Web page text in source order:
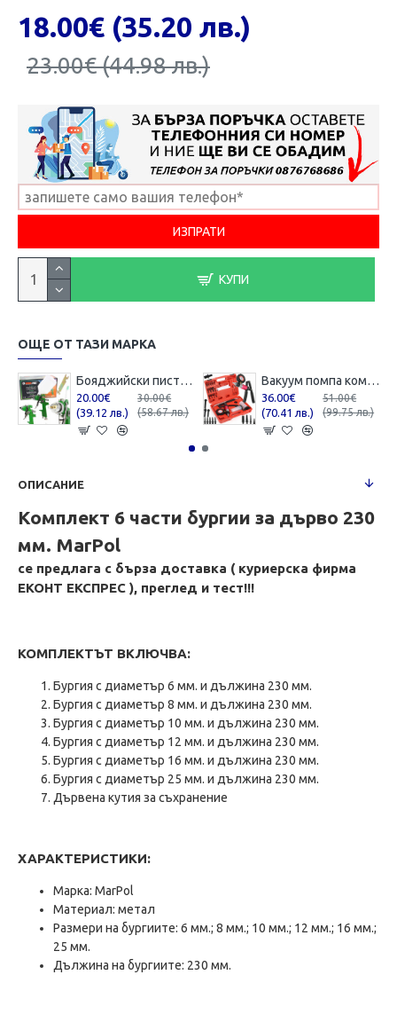
23.00€ (44.98 лв.)
18.00€ (35.20 лв.)
КУПИ
ОЩЕ ОТ ТАЗИ МАРКА
Бояджийски пистолет с горно казанче Mar-pol HVLP / 1,7 мм , M80624
20.00€
(39.12 лв.)
30.00€
(58.67 лв.)
Вакуум помпа комбинирана ( вакуум и налягане ) Mar-Pol , M57698
36.00€
(70.41 лв.)
51.00€
(99.75 лв.)
ОПИСАНИЕ
Комплект 6 части бургии за дърво 230
мм. MarPol
се предлага с бърза доставка ( куриерска фирма
ЕКОНТ ЕКСПРЕС ), преглед и тест!!!
КОМПЛЕКТЪТ ВКЛЮЧВА:
Бургия с диаметър 6 мм. и дължина 230 мм.
Бургия с диаметър 8 мм. и дължина 230 мм.
Бургия с диаметър 10 мм. и дължина 230 мм.
Бургия с диаметър 12 мм. и дължина 230 мм.
Бургия с диаметър 16 мм. и дължина 230 мм.
Бургия с диаметър 25 мм. и дължина 230 мм.
Дървена кутия за съхранение
ХАРАКТЕРИСТИКИ:
Марка: MarPol
Материал: метал
Размери на бургиите: 6 мм.; 8 мм.; 10 мм.; 12 мм.; 16 мм.;
25 мм.
Дължина на бургиите: 230 мм.